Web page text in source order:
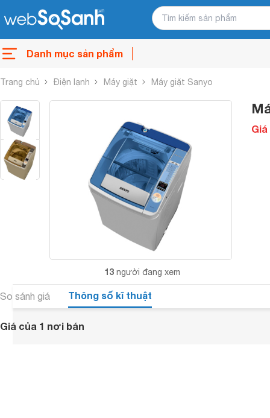
Danh mục sản phẩm
Trang chủ Điện lạnh Máy giặt Máy giặt Sanyo
13 người đang xem
Giá
So sánh giá Thông số kĩ thuật
Giá của 1 nơi bán